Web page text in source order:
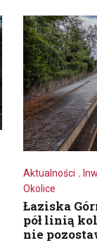
Aktualności ,
Okolice
Łaziska
pół linią
nie